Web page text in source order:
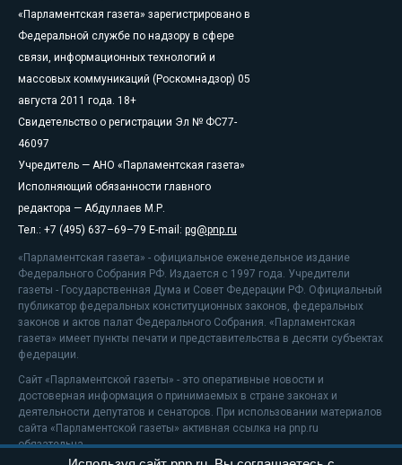
«Парламентская газета» зарегистрировано в
Федеральной службе по надзору в сфере
связи, информационных технологий и
массовых коммуникаций (Роскомнадзор) 05
августа 2011 года. 18+
Свидетельство о регистрации Эл № ФС77-
46097
Учредитель — АНО «Парламентская газета»
Исполняющий обязанности главного
редактора — Абдуллаев М.Р.
Тел.: +7 (495) 637–69–79 E-mail: pg@pnp.ru
«Парламентская газета» - официальное еженедельное издание
Федерального Собрания РФ. Издается с 1997 года. Учредители
газеты - Государственная Дума и Совет Федерации РФ. Официальный
публикатор федеральных конституционных законов, федеральных
законов и актов палат Федерального Собрания. «Парламентская
газета» имеет пункты печати и представительства в десяти субъектах
федерации.
Сайт «Парламентской газеты» - это оперативные новости и
достоверная информация о принимаемых в стране законах и
деятельности депутатов и сенаторов. При использовании материалов
сайта «Парламентской газеты» активная ссылка на pnp.ru
обязательна.